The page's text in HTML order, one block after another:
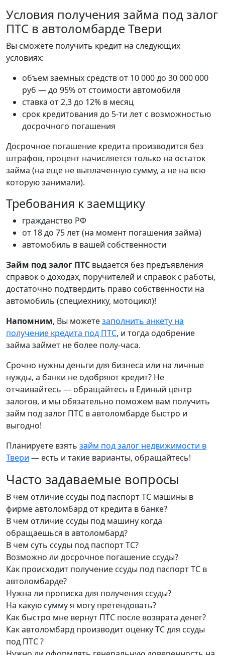
Условия получения займа под залог
ПТС в автоломбарде Твери
Вы сможете получить кредит на следующих
условиях:
объем заемных средств от 10 000 до 30 000 000
руб — до 95% от стоимости автомобиля
ставка от 2,3 до 12% в месяц
срок кредитования до 5-ти лет с возможностью
досрочного погашения
Досрочное погашение кредита производится без
штрафов, процент начисляется только на остаток
займа (на еще не выплаченную сумму, а не на всю
которую занимали).
Требования к заемщику
гражданство РФ
от 18 до 75 лет (на момент погашения займа)
автомобиль в вашей собственности
Займ под залог ПТС выдается без предъявления
справок о доходах, поручителей и справок с работы,
достаточно подтвердить право собственности на
автомобиль (специехнику, мотоцикл)!
Напомним, Вы можетезаполнить анкету на
получение кредита под ПТС, и тогда одобрение
займа займет не более полу-часа.
Срочно нужны деньги для бизнеса или на личные
нужды, а банки не одобряют кредит? Не
отчаивайтесь — обращайтесь в Единый центр
залогов, и мы обязательно поможем вам получить
займ под залог ПТС в автоломбарде быстро и
выгодно!
Планируете взять займ под залог недвижимости в
Твери — есть и такие варианты, обращайтесь!
Часто задаваемые вопросы
В чем отличие ссуды под паспорт ТС машины в
фирме автоломбард от кредита в банке?
В чем отличие ссуды под машину когда
обращаешься в автоломбард?
В чем суть ссуды под паспорт ТС?
Возможно ли досрочное погашение ссуды?
Как происходит получение ссуды под паспорт ТС в
автоломбарде?
Нужна ли прописка для получения ссуды?
На какую сумму я могу претендовать?
Как быстро мне вернут ПТС после возврата денег?
Как автоломбард производит оценку ТС для ссуды
под ПТС ?